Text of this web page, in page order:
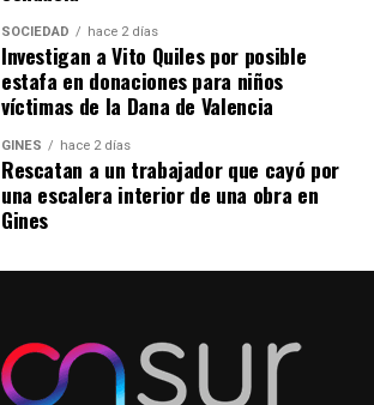
SOCIEDAD hace 2 días
Investigan a Vito Quiles por posible
estafa en donaciones para niños
víctimas de la Dana de Valencia
GINES hace 2 días
Rescatan a un trabajador que cayó por
una escalera interior de una obra en
Gines